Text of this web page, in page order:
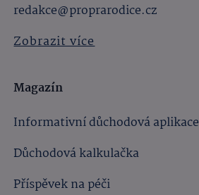
redakce@proprarodice.cz
Zobrazit více
Magazín
Informativní důchodová aplikace
Důchodová kalkulačka
Příspěvek na péči